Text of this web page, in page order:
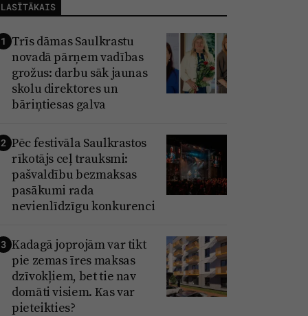
LASĪTĀKAIS
1 Trīs dāmas Saulkrastu
novadā pārņem vadības
grožus: darbu sāk jaunas
skolu direktores un
bāriņtiesas galva
2 Pēc festivāla Saulkrastos
rīkotājs ceļ trauksmi:
pašvaldību bezmaksas
pasākumi rada
nevienlīdzīgu konkurenci
3 Kadagā joprojām var tikt
pie zemas īres maksas
dzīvokļiem, bet tie nav
domāti visiem. Kas var
pieteikties?